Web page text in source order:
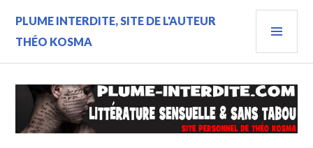
contenu
PLUME INTERDITE, SITE DE L'AUTEUR
THÉO KOSMA